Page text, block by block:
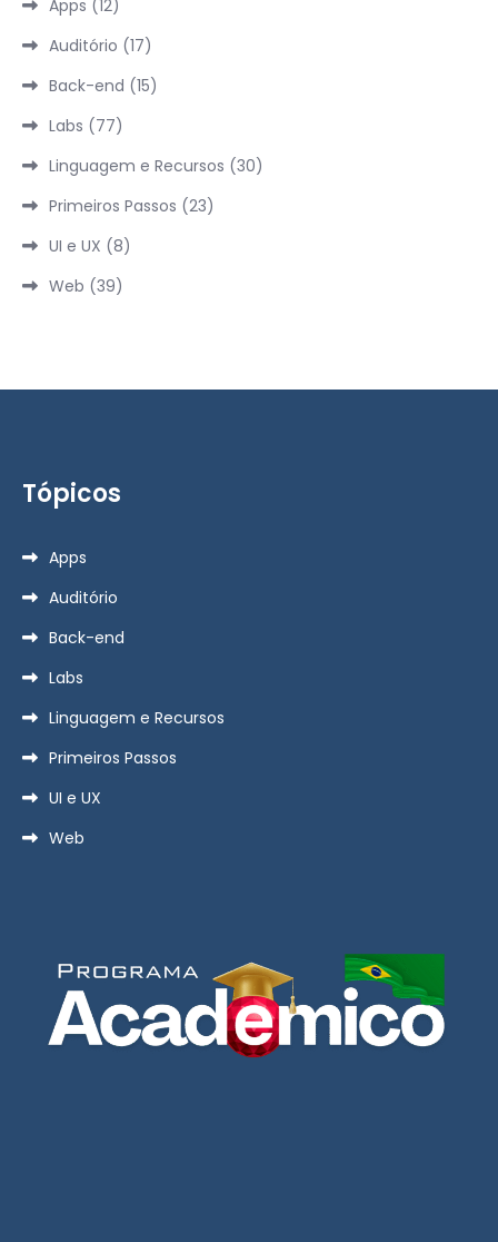
Apps (12)
Auditório (17)
Back-end (15)
Labs (77)
Linguagem e Recursos (30)
Primeiros Passos (23)
UI e UX (8)
Web (39)
Tópicos
Apps
Auditório
Back-end
Labs
Linguagem e Recursos
Primeiros Passos
UI e UX
Web